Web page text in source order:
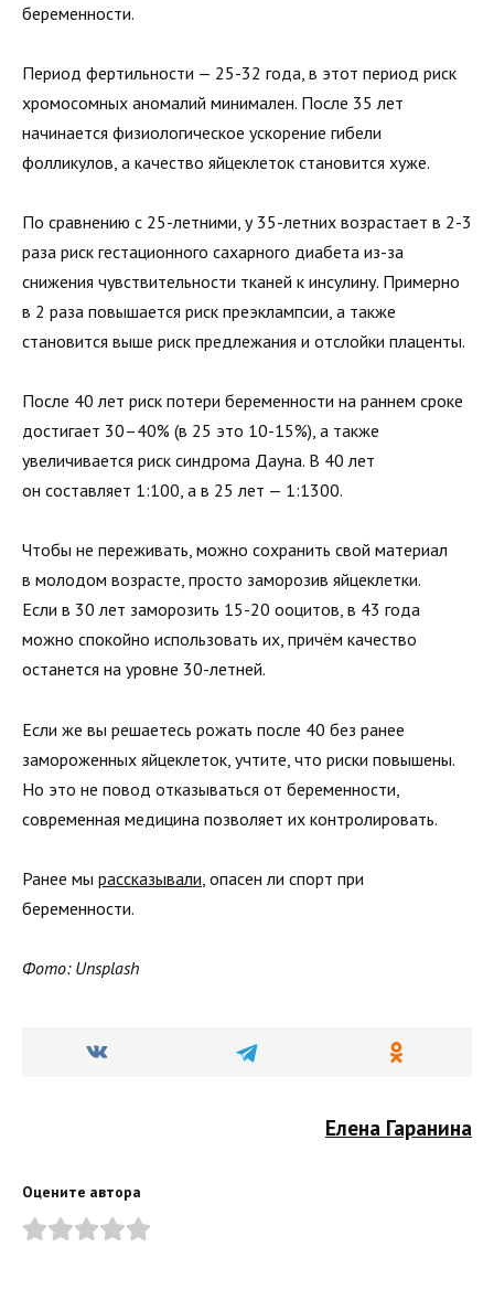
беременности.
Период фертильности — 25-32 года, в этот период риск
хромосомных аномалий минимален. После 35 лет
начинается физиологическое ускорение гибели
фолликулов, а качество яйцеклеток становится хуже.
По сравнению с 25-летними, у 35-летних возрастает в 2-3
раза риск гестационного сахарного диабета из-за
снижения чувствительности тканей к инсулину. Примерно
в 2 раза повышается риск преэклампсии, а также
становится выше риск предлежания и отслойки плаценты.
После 40 лет риск потери беременности на раннем сроке
достигает 30–40% (в 25 это 10-15%), а также
увеличивается риск синдрома Дауна. В 40 лет
он составляет 1:100, а в 25 лет — 1:1300.
Чтобы не переживать, можно сохранить свой материал
в молодом возрасте, просто заморозив яйцеклетки.
Если в 30 лет заморозить 15-20 ооцитов, в 43 года
можно спокойно использовать их, причём качество
останется на уровне 30-летней.
Если же вы решаетесь рожать после 40 без ранее
замороженных яйцеклеток, учтите, что риски повышены.
Но это не повод отказываться от беременности,
современная медицина позволяет их контролировать.
Ранее мы рассказывали , опасен ли спорт при
беременности.
Фото: Unsplash
Елена Гаранина
Оцените автора